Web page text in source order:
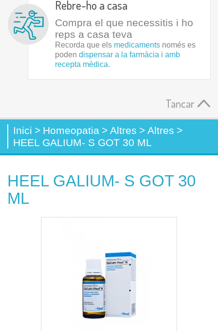
Rebre-ho a casa
Compra el que necessitis i ho
reps a casa teva
Recorda que els medicaments només es
poden dispensar a la farmàcia i amb
recepta mèdica.
Tancar
Inici > Homeopatia > Altres > Altres >
HEEL GALIUM- S GOT 30 ML
HEEL GALIUM- S GOT 30
ML